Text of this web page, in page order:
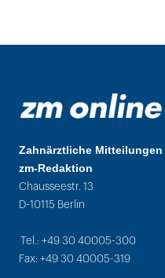
Zahnärztliche Mitteilungen
zm-Redaktion
Chausseestr. 13
D-10115 Berlin
Tel.: +49 30 40005-300
Fax: +49 30 40005-319